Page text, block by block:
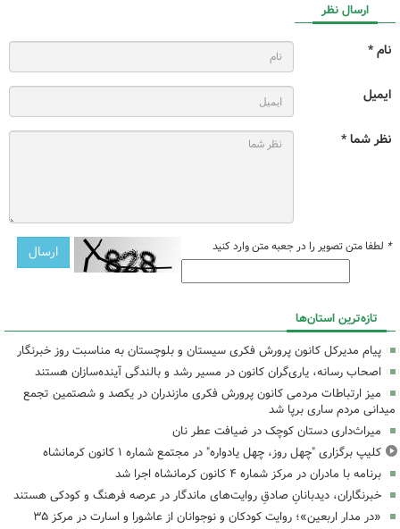
ارسال نظر
نام *
ایمیل
نظر شما *
* لطفا متن تصویر را در جعبه متن وارد کنید
تازه‌ترین استان‌ها
پیام مدیرکل کانون پرورش فکری سیستان و بلوچستان به مناسبت روز خبرنگار
اصحاب رسانه، یاری‌گران کانون در مسیر رشد و بالندگی آینده‌سازان هستند
میز ارتباطات مردمی کانون پرورش فکری مازندران در یکصد و شصتمین تجمع
میدانی مردم ساری برپا شد
میراث‌داری دستان کوچک در ضیافت عطر نان
کلیپ برگزاری "چهل روز، چهل یادواره" در مجتمع شماره ۱ کانون کرمانشاه
برنامه با مادران در مرکز شماره ۴ کانون کرمانشاه اجرا شد
خبرنگاران، دیدبانانِ صادقِ روایت‌های ماندگار در عرصه فرهنگ و کودکی هستند
«در مدار اربعین»؛ روایت کودکان و نوجوانان از عاشورا و اسارت در مرکز ۳۵